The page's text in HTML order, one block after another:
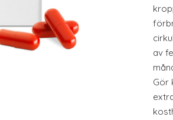
av
Gör